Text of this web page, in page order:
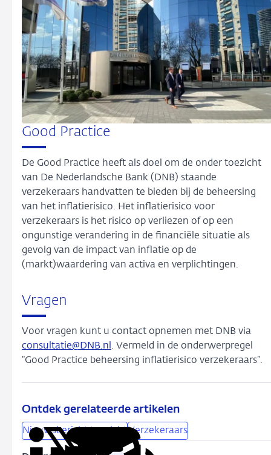
Good Practice
De Good Practice heeft als doel om de onder toezicht
van De Nederlandsche Bank (DNB) staande
verzekeraars handvatten te bieden bij de beheersing
van het inflatierisico. Het inflatierisico voor
verzekeraars is het risico op verliezen of op een
ongunstige verandering in de financiële situatie als
gevolg van de impact van inflatie op de
(markt)waardering van activa en verplichtingen.
Vragen
Voor vragen kunt u contact opnemen met DNB via
consultatie@DNB.nl. Vermeld in de onderwerpregel
“Good Practice beheersing inflatierisico verzekeraars”.
Ontdek gerelateerde artikelen
Nieuwsbericht toezicht Verzekeraars